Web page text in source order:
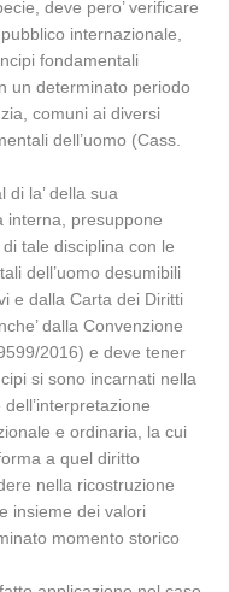
deve pero’ verificare
internazionale,
fondamentali
un determinato periodo
comuni ai diversi
dell’uomo (Cass.
di la’ della sua
interna, presuppone
di tale disciplina con le
dell’uomo desumibili
e dalla Carta dei Diritti
dalla Convenzione
2016) e deve tener
si sono incarnati nella
e ordinaria, la cui
a quel diritto
nella ricostruzione
insieme dei valori
momento storico